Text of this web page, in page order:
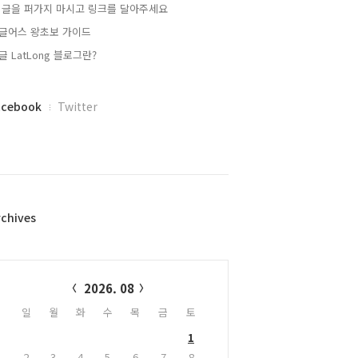
을 퍼가지 마시고 링크를 달아주세요
어스 왕초보 가이드
LatLong 블로그란?
Twitter
2026. 08
일 월 화 수 목 금
토
1